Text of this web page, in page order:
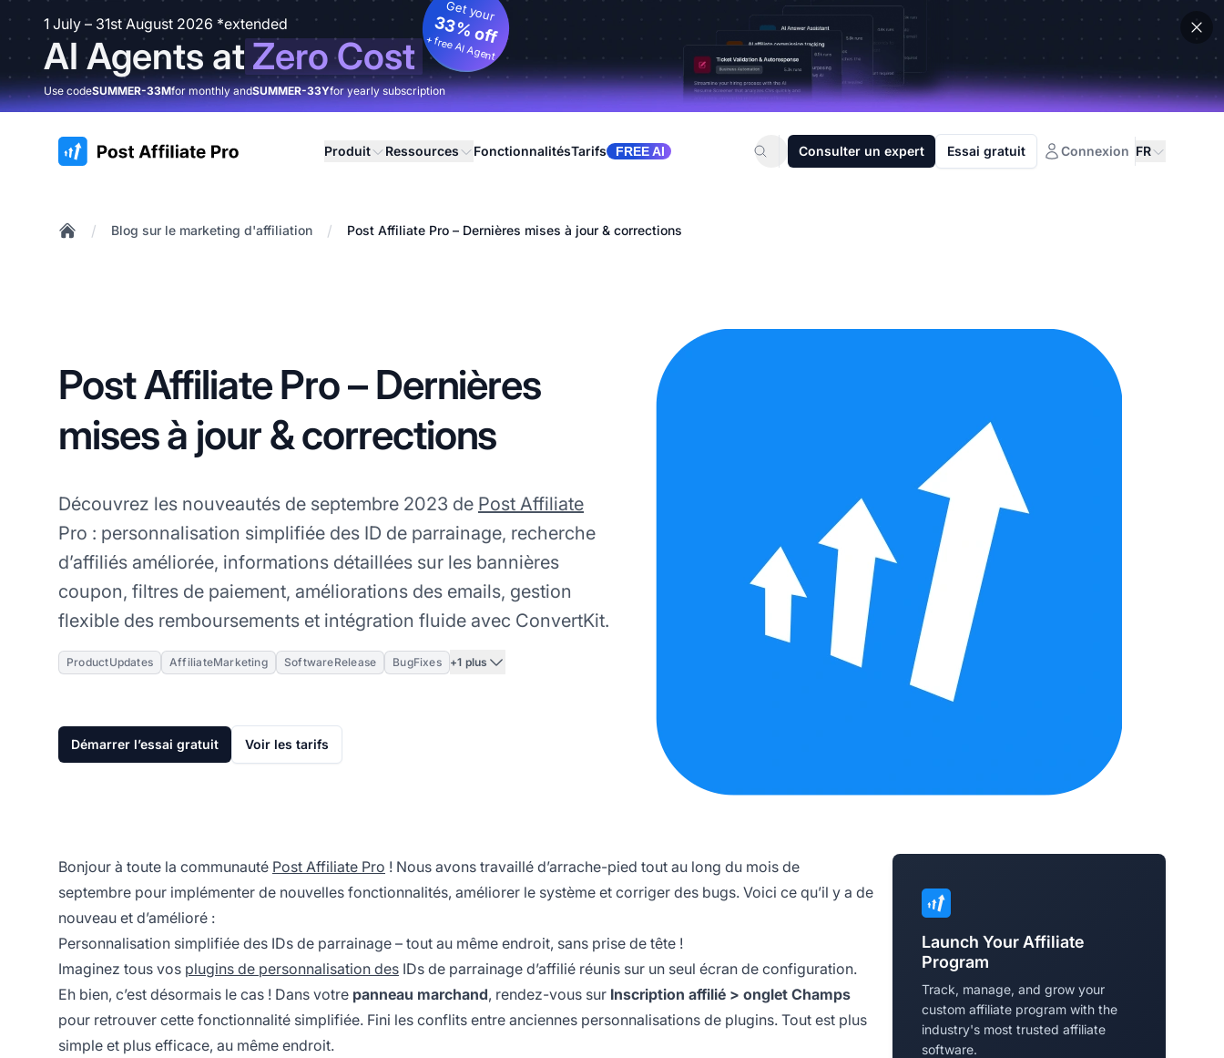
1 July – 31st August 2026 *extended
AI Agents atZero Cost
Get your
33% off
+ free AI Agent
Use codeSUMMER-33Mfor monthly andSUMMER-33Yfor yearly subscription
:site.title Produit Ressources FonctionnalitésTarifs FREE AI Consulter un expert Essai gratuit Connexion FR
/ Blog sur le marketing d'affiliation / Post Affiliate Pro – Dernières mises à jour & corrections
Post Affiliate Pro – Dernières
mises à jour & corrections
Découvrez les nouveautés de septembre 2023 de Post Affiliate
Pro : personnalisation simplifiée des ID de parrainage, recherche
d’affiliés améliorée, informations détaillées sur les bannières
coupon, filtres de paiement, améliorations des emails, gestion
flexible des remboursements et intégration fluide avec ConvertKit.
ProductUpdates AffiliateMarketing SoftwareRelease BugFixes +1 plus
Démarrer l’essai gratuit Voir les tarifs
Bonjour à toute la communauté Post Affiliate Pro ! Nous avons travaillé d’arrache-pied tout au long du mois de
septembre pour implémenter de nouvelles fonctionnalités, améliorer le système et corriger des bugs. Voici ce qu’il y a de
nouveau et d’amélioré :
Personnalisation simplifiée des IDs de parrainage – tout au même endroit, sans prise de tête !
Imaginez tous vos plugins de personnalisation des IDs de parrainage d’affilié réunis sur un seul écran de configuration.
Eh bien, c’est désormais le cas ! Dans votre panneau marchand, rendez-vous sur Inscription affilié > onglet Champs
pour retrouver cette fonctionnalité simplifiée. Fini les conflits entre anciennes personnalisations de plugins. Tout est plus
simple et plus efficace, au même endroit.
Launch Your Affiliate
Program
Track, manage, and grow your
custom affiliate program with the
industry's most trusted affiliate
software.